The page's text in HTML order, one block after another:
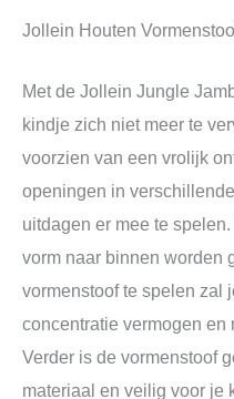
Jollein Houten
Met de Jollein Jungle
kindje zich niet meer te
voorzien van een vrolijk
openingen in
uitdagen er mee te
vorm naar binnen worden
vormenstoof te spelen zal
concentratie vermogen
Verder is de vormenstoof
materiaal en veilig voor je